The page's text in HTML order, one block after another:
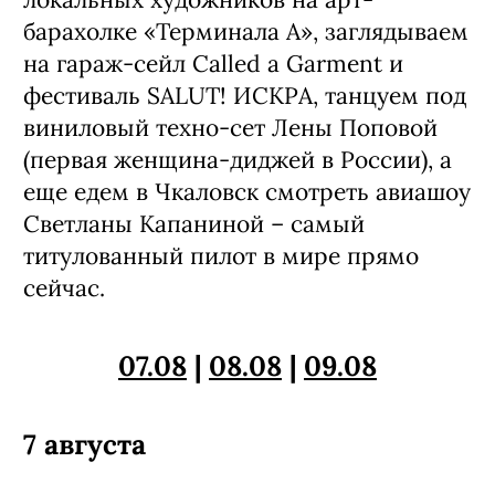
барахолке «Терминала А», заглядываем
на гараж-сейл Called a Garment и
фестиваль SALUT! ИСКРА, танцуем под
виниловый техно-сет Лены Поповой
(первая женщина-диджей в России), а
еще едем в Чкаловск смотреть авиашоу
Светланы Капаниной – самый
титулованный пилот в мире прямо
сейчас.
07.08 | 08.08 | 09.08
7 августа